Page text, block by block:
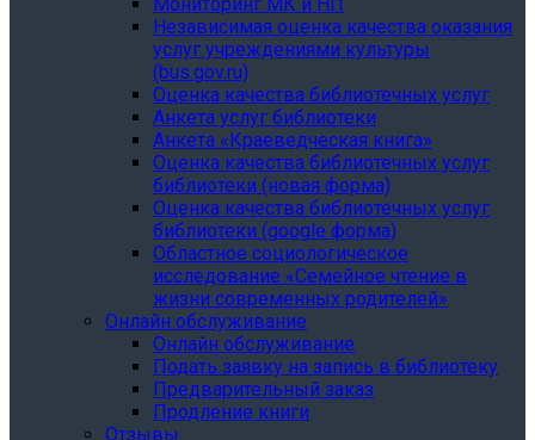
Независимая оценка качества оказания
услуг учреждениями культуры
(bus.gov.ru)
Оценка качества библиотечных услуг
Анкета услуг библиотеки
Анкета «Краеведческая книга»
Oценка качества библиотечных услуг
библиотеки (новая форма)
Oценка качества библиотечных услуг
библиотеки (google форма)
Областное социологическое
исследование «Семейное чтение в
жизни современных родителей»
Онлайн обслуживание
Онлайн обслуживание
Подать заявку на запись в библиотеку
Предварительный заказ
Продление книги
Отзывы